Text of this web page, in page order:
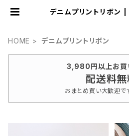
デニムプリントリボン |
HOME デニムプリントリボン
3,980円以上お買
配送料無
おまとめ買い大歓迎